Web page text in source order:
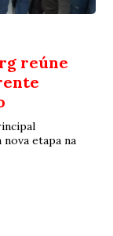
reúne
etapa na